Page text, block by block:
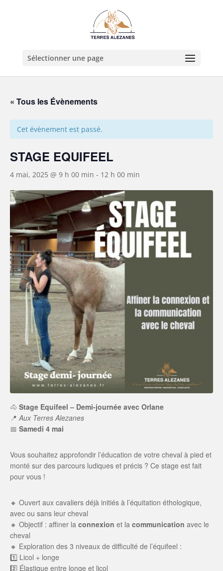
Sélectionner une page
« Tous les Évènements
Cet évènement est passé.
STAGE EQUIFEEL
4 mai, 2025 @ 9 h 00 min - 12 h 00 min
🐴 Stage Equifeel – Demi-journée avec Orlane
📍Aux Terres Alezanes
📅 Samedi 4 mai
Vous souhaitez approfondir l’éducation de votre cheval à pied et
monté sur des parcours ludiques et précis ? Ce stage est fait
pour vous !
🔸 Ouvert aux cavaliers déjà initiés à l’équitation éthologique,
avec ou sans leur cheval
🔸 Objectif : affiner la connexion et la communication avec le
cheval
🔸 Exploration des 3 niveaux de difficulté de l’équifeel :
1️⃣ Licol + longe
2️⃣ Élastique entre longe et licol